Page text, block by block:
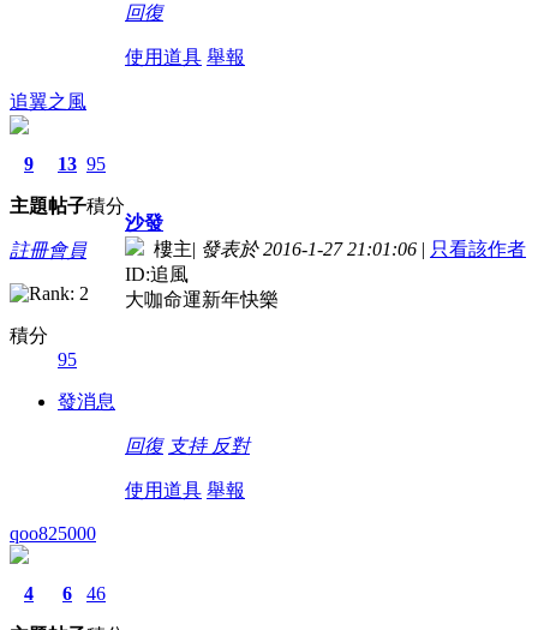
回復
使用道具 舉報
追翼之風
9
主題
13
帖子
95
積分
註冊會員
積分
95
發消息
沙發
樓主| 發表於 2016-1-27 21:01:06 | 只看該作者
ID:追風
大咖命運新年快樂
回復 支持 反對
使用道具 舉報
qoo825000
4 6 46